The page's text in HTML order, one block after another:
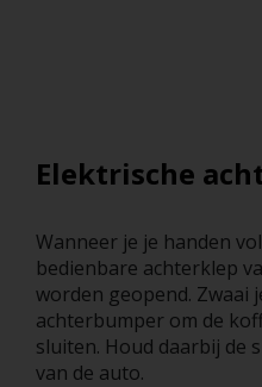
Elektrische
Wanneer je je handen
bedienbare achterklep
worden geopend. Zwaai
achterbumper om de
sluiten. Houd daarbij de
van de auto.